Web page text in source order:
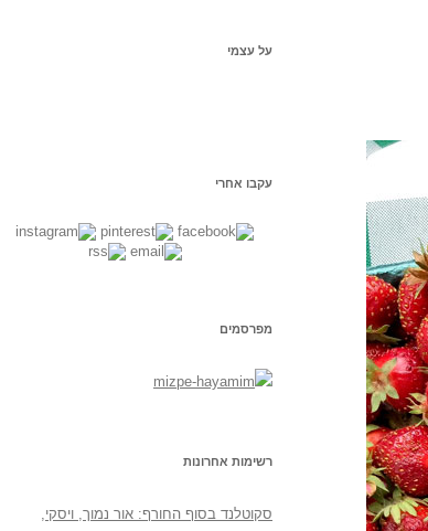
:על עצמי
עקבו אחרי
מפרסמים
רשימות אחרונות
סקוטלנד בסוף החורף: אור נמוך, ויסקי,